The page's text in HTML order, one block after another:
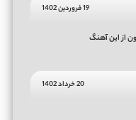
19 فروردین 1402
از این آهنگ
20 خرداد 1402